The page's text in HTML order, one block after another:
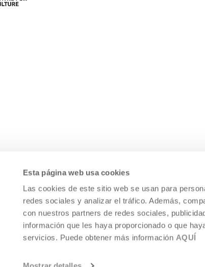
Esta página web usa cookies
Las cookies de este sitio web se usan para
redes sociales y analizar el tráfico. Además,
con nuestros partners de redes sociales,
información que les haya proporcionado o que
servicios. Puede obtener más información AQUÍ